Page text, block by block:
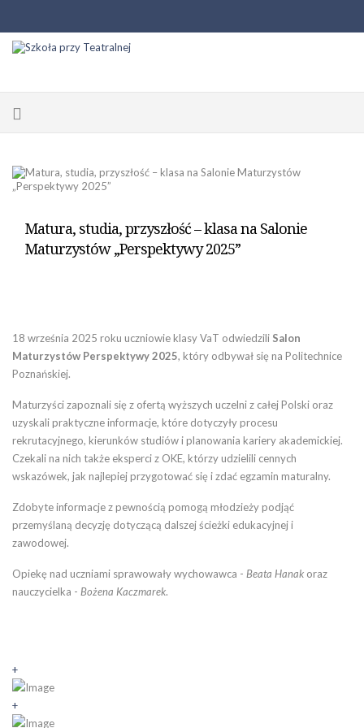
Matura, studia, przyszłość – klasa na Salonie
Maturzystów „Perspektywy 2025”
18 września 2025 roku uczniowie klasy VaT odwiedzili Salon
Maturzystów Perspektywy 2025, który odbywał się na Politechnice
Poznańskiej.
Maturzyści zapoznali się z ofertą wyższych uczelni z całej Polski oraz
uzyskali praktyczne informacje, które dotyczyły procesu
rekrutacyjnego, kierunków studiów i planowania kariery akademickiej.
Czekali na nich także eksperci z OKE, którzy udzielili cennych
wskazówek, jak najlepiej przygotować się i zdać egzamin maturalny.
Zdobyte informacje z pewnością pomogą młodzieży podjąć
przemyślaną decyzję dotyczącą dalszej ścieżki edukacyjnej i
zawodowej.
Opiekę nad uczniami sprawowały wychowawca - Beata Hanak oraz
nauczycielka - Bożena Kaczmarek.
+
+